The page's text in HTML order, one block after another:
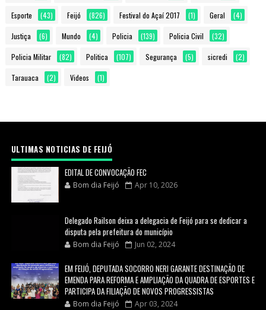
Esporte (43) Feijó (826) Festival do Açaí 2017 (1) Geral (4)
Justiça (6) Mundo (4) Policia (139) Policia Civil (32)
Policia Militar (82) Politica (107) Segurança (5) sicredi (2)
Tarauaca (2) Videos (1)
ULTIMAS NOTICIAS DE FEIJÓ
EDITAL DE CONVOCAÇÃO FEC
Bom dia Feijó Apr 10, 2026
Delegado Railson deixa a delegacia de Feijó para se dedicar a
disputa pela prefeitura do município
Bom dia Feijó Jun 02, 2024
EM FEIJÓ, DEPUTADA SOCORRO NERI GARANTE DESTINAÇÃO DE
EMENDA PARA REFORMA E AMPLIAÇÃO DA QUADRA DE ESPORTES E
PARTICIPA DA FILIAÇÃO DE NOVOS PROGRESSISTAS
Bom dia Feijó Apr 03, 2024